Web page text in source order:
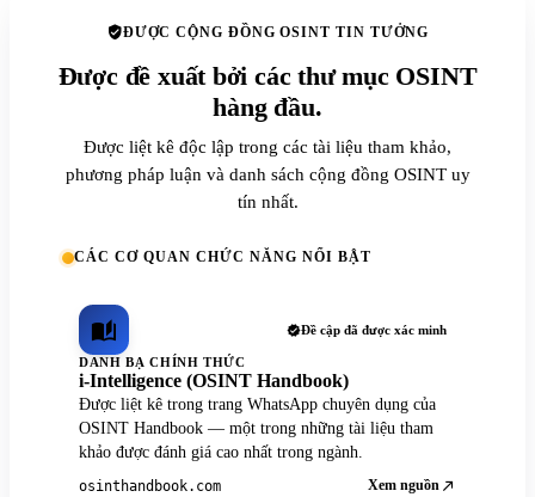
ĐƯỢC CỘNG ĐỒNG OSINT TIN TƯỞNG
Được đề xuất bởi các thư mục OSINT
hàng đầu.
Được liệt kê độc lập trong các tài liệu tham khảo,
phương pháp luận và danh sách cộng đồng OSINT uy
tín nhất.
CÁC CƠ QUAN CHỨC NĂNG NỔI BẬT
Đề cập đã được xác minh
DANH BẠ CHÍNH THỨC
i-Intelligence (OSINT Handbook)
Được liệt kê trong trang WhatsApp chuyên dụng của
OSINT Handbook — một trong những tài liệu tham
khảo được đánh giá cao nhất trong ngành.
osinthandbook.com Xem nguồn